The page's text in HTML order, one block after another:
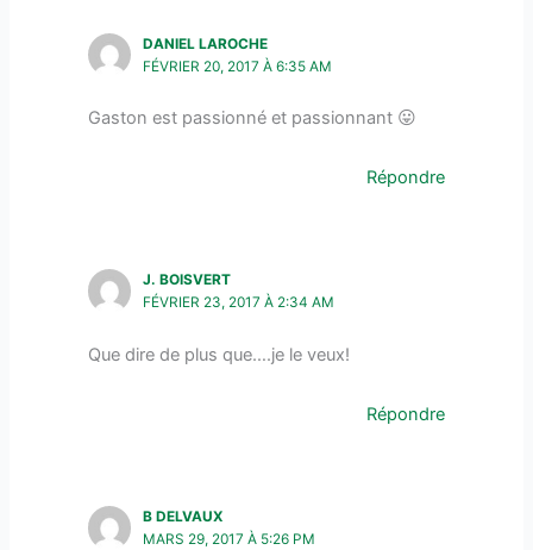
DANIEL LAROCHE
FÉVRIER 20, 2017 À 6:35 AM
Gaston est passionné et passionnant 😛
Répondre
J. BOISVERT
FÉVRIER 23, 2017 À 2:34 AM
Que dire de plus que….je le veux!
Répondre
B DELVAUX
MARS 29, 2017 À 5:26 PM